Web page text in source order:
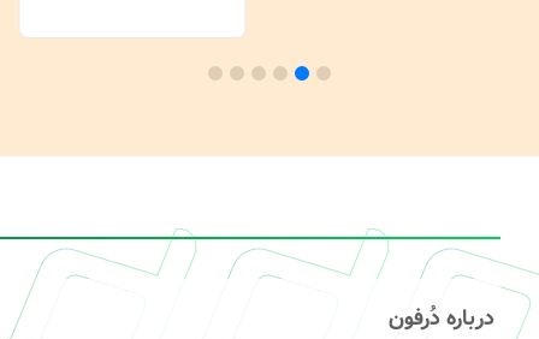
درباره دُرفون